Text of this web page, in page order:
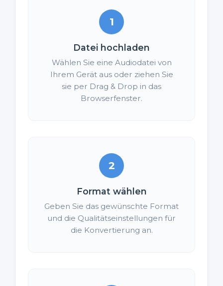
1
Datei hochladen
Wählen Sie eine Audiodatei von
Ihrem Gerät aus oder ziehen Sie
sie per Drag & Drop in das
Browserfenster.
2
Format wählen
Geben Sie das gewünschte Format
und die Qualitätseinstellungen für
die Konvertierung an.